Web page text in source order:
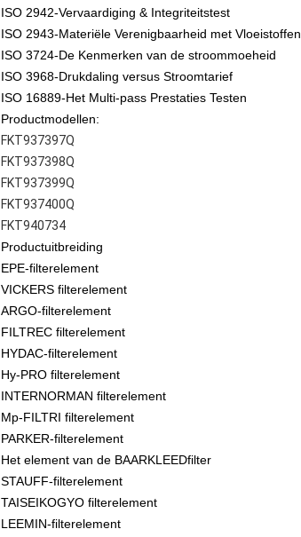
ISO 2942-Vervaardiging & Integriteitstest
ISO 2943-Materiële Verenigbaarheid met Vloeistoffen
ISO 3724-De Kenmerken van de stroommoeheid
ISO 3968-Drukdaling versus Stroomtarief
ISO 16889-Het Multi-pass Prestaties Testen
Productmodellen:
FKT937397Q
FKT937398Q
FKT937399Q
FKT937400Q
FKT940734
Productuitbreiding
EPE-filterelement
VICKERS filterelement
ARGO-filterelement
FILTREC filterelement
HYDAC-filterelement
Hy-PRO filterelement
INTERNORMAN filterelement
Mp-FILTRI filterelement
PARKER-filterelement
Het element van de BAARKLEEDfilter
STAUFF-filterelement
TAISEIKOGYO filterelement
LEEMIN-filterelement